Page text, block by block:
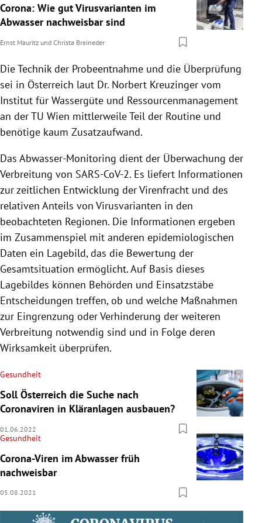
Corona: Wie gut Virusvarianten im
Abwasser nachweisbar sind
Ernst Mauritz und Christa Breineder
Die Technik der Probeentnahme und die Überprüfung
sei in Österreich laut Dr. Norbert Kreuzinger vom
Institut für Wassergüte und Ressourcenmanagement
an der TU Wien mittlerweile Teil der Routine und
benötige kaum Zusatzaufwand.
Das Abwasser-Monitoring dient der Überwachung der
Verbreitung von SARS-CoV-2. Es liefert Informationen
zur zeitlichen Entwicklung der Virenfracht und des
relativen Anteils von Virusvarianten in den
beobachteten Regionen. Die Informationen ergeben
im Zusammenspiel mit anderen epidemiologischen
Daten ein Lagebild, das die Bewertung der
Gesamtsituation ermöglicht. Auf Basis dieses
Lagebildes können Behörden und Einsatzstäbe
Entscheidungen treffen, ob und welche Maßnahmen
zur Eingrenzung oder Verhinderung der weiteren
Verbreitung notwendig sind und in Folge deren
Wirksamkeit überprüfen.
Gesundheit
Soll Österreich die Suche nach
Coronaviren in Kläranlagen ausbauen?
01.06.2022
Gesundheit
Corona-Viren im Abwasser früh
nachweisbar
05.08.2021